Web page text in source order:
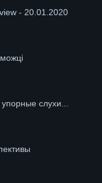
- 20.01.2020
слухи...